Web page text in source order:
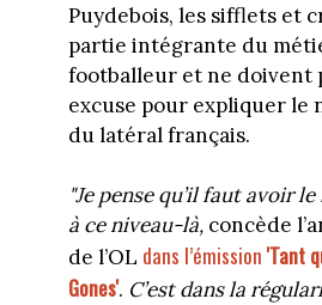
Puydebois, les sifflets et
partie intégrante du
footballeur et ne doivent
excuse pour expliquer le
du latéral français.
"Je pense qu’il faut avoir
à ce niveau-là, concède
de l’OL dans l’émission 'Tant
Gones'. C’est dans la